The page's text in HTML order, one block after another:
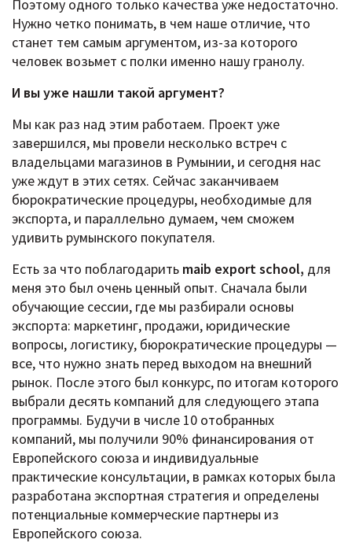
Поэтому одного только качества уже недостаточно.
Нужно четко понимать, в чем наше отличие, что
станет тем самым аргументом, из-за которого
человек возьмет с полки именно нашу гранолу.
И вы уже нашли такой аргумент?
Мы как раз над этим работаем. Проект уже
завершился, мы провели несколько встреч с
владельцами магазинов в Румынии, и сегодня нас
уже ждут в этих сетях. Сейчас заканчиваем
бюрократические процедуры, необходимые для
экспорта, и параллельно думаем, чем сможем
удивить румынского покупателя.
Есть за что поблагодарить maib export school, для
меня это был очень ценный опыт. Сначала были
обучающие сессии, где мы разбирали основы
экспорта: маркетинг, продажи, юридические
вопросы, логистику, бюрократические процедуры —
все, что нужно знать перед выходом на внешний
рынок. После этого был конкурс, по итогам которого
выбрали десять компаний для следующего этапа
программы. Будучи в числе 10 отобранных
компаний, мы получили 90% финансирования от
Европейского союза и индивидуальные
практические консультации, в рамках которых была
разработана экспортная стратегия и определены
потенциальные коммерческие партнеры из
Европейского союза.